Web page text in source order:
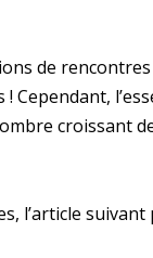
de
croissant
l’article